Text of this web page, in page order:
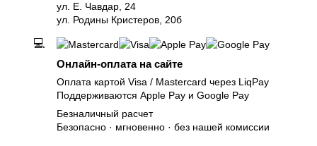
ул. Е. Чавдар, 24
ул. Родины Кристеров, 20б
💻
Онлайн-оплата на сайте
Оплата картой Visa / Mastercard через LiqPay
Поддерживаются Apple Pay и Google Pay
Безналичный расчет
Безопасно · мгновенно · без нашей комиссии